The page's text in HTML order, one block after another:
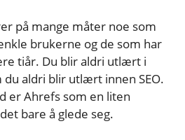
på mange måter noe som
brukerne og de som har
tiår. Du blir aldri utlært i
du aldri blir utlært innen SEO.
er Ahrefs som en liten
bare å glede seg.